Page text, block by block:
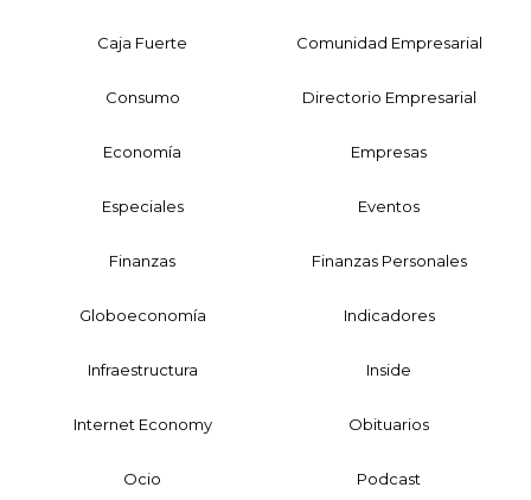
Caja Fuerte Comunidad Empresarial
Consumo Directorio Empresarial
Economía Empresas
Especiales Eventos
Finanzas Finanzas Personales
Globoeconomía Indicadores
Infraestructura Inside
Internet Economy Obituarios
Ocio Podcast